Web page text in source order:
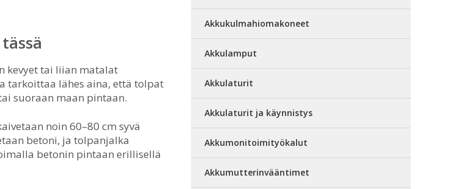
kevyet tai liian matalat
tarkoittaa lähes aina, että tolpat
suoraan maan pintaan.
noin 60–80 cm syvä
betoni, ja tolpanjalka
betonin pintaan erillisellä
Akkukulmahiomakoneet
Akkulamput
Akkulaturit
Akkulaturit ja käynnistys
Akkumonitoimityökalut
Akkumutterinvääntimet